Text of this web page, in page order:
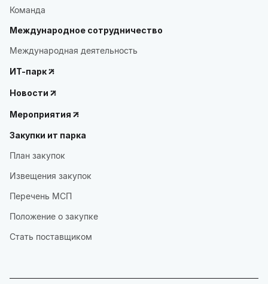
Команда
Международное сотрудничество
Международная деятельность
ИТ-парк
Новости
Мероприятия
Закупки ит парка
План закупок
Извещения закупок
Перечень МСП
Положение о закупке
Стать поставщиком